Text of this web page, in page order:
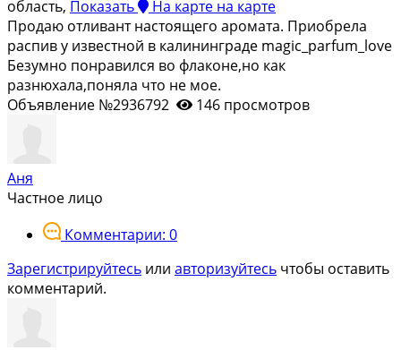
область, Показать На карте на карте
Продаю отливант настоящего аромата. Приобрела
распив у известной в калининграде magic_parfum_love
Безумно понравился во флаконе,но как
разнюхала,поняла что не мое.
Объявление №2936792
146 просмотров
Аня
Частное лицо
Комментарии: 0
Зарегистрируйтесь или авторизуйтесь чтобы оставить
комментарий.